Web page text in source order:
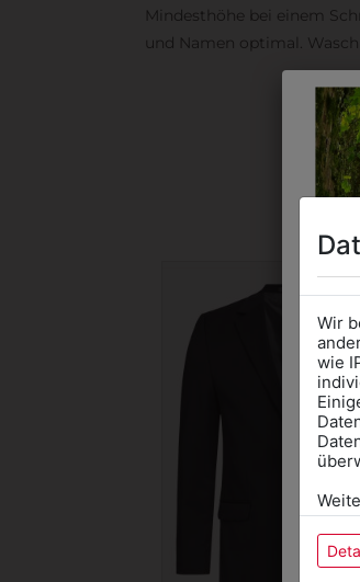
Mindesthöhe bei einem
und Namen optimal.
Wir
wie